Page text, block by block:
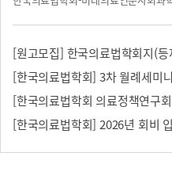
들께는소정의참석답례다과세트를증
들께서는아래사무국주소로메일주시
위해Zoom입장시"본명_소속기관명"
요시직위포함)도함께전달해주시면감
식과통찰을나누는뜻깊은시간이되시
의료법학회사무국드림
[한국의료법학회] 3차 월례세미
[한국의료법학회 의료정책연구
[한국의료법학회] 2026년 회비